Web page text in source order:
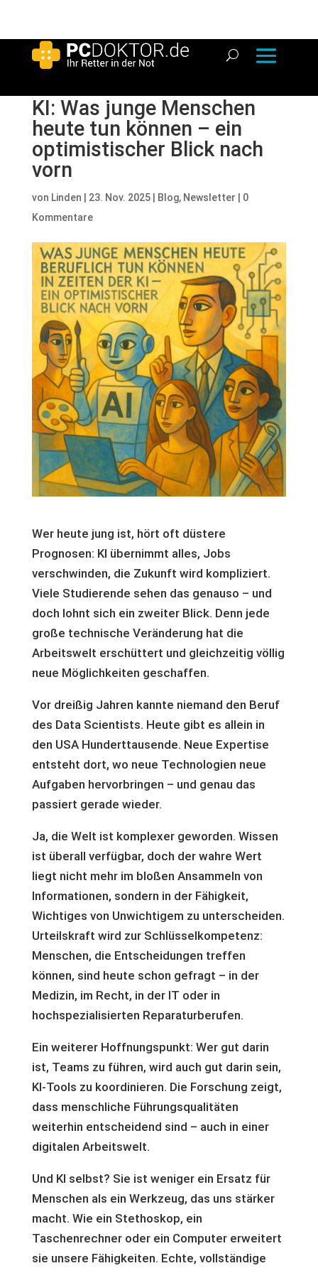
KI: Was junge Menschen
heute tun können – ein
optimistischer Blick nach
vorn
von Linden 23. Nov. 2025| Blog, Newsletter
0
Kommentare
Wer heute jung ist, hört oft düstere
Prognosen: KI übernimmt alles, Jobs
verschwinden, die Zukunft wird kompliziert.
Viele Studierende sehen das genauso – und
doch lohnt sich ein zweiter Blick. Denn jede
große technische Veränderung hat die
Arbeitswelt erschüttert und gleichzeitig völlig
neue Möglichkeiten geschaffen.
Vor dreißig Jahren kannte niemand den Beruf
des Data Scientists. Heute gibt es allein in
den USA Hunderttausende. Neue Expertise
entsteht dort, wo neue Technologien neue
Aufgaben hervorbringen – und genau das
passiert gerade wieder.
Ja, die Welt ist komplexer geworden. Wissen
ist überall verfügbar, doch der wahre Wert
liegt nicht mehr im bloßen Ansammeln von
Informationen, sondern in der Fähigkeit,
Wichtiges von Unwichtigem zu unterscheiden.
Urteilskraft wird zur Schlüsselkompetenz:
Menschen, die Entscheidungen treffen
können, sind heute schon gefragt – in der
Medizin, im Recht, in der IT oder in
hochspezialisierten Reparaturberufen.
Ein weiterer Hoffnungspunkt: Wer gut darin
ist, Teams zu führen, wird auch gut darin sein,
KI-Tools zu koordinieren. Die Forschung zeigt,
dass menschliche Führungsqualitäten
weiterhin entscheidend sind – auch in einer
digitalen Arbeitswelt.
Und KI selbst? Sie ist weniger ein Ersatz für
Menschen als ein Werkzeug, das uns stärker
macht. Wie ein Stethoskop, ein
Taschenrechner oder ein Computer erweitert
sie unsere Fähigkeiten. Echte, vollständige